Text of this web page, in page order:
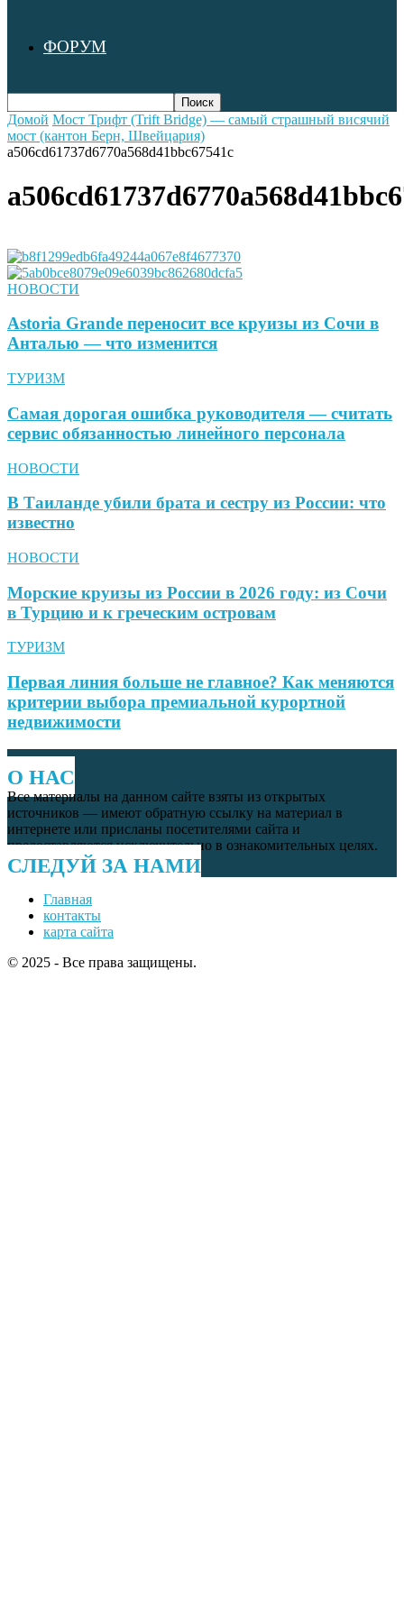
ФОРУМ
Домой Мост Трифт (Trift Bridge) — самый страшный висячий
мост (кантон Берн, Швейцария)
a506cd61737d6770a568d41bbc67541c
НОВОСТИ
Astoria Grande переносит все круизы из Сочи в
Анталью — что изменится
ТУРИЗМ
Самая дорогая ошибка руководителя — считать
сервис обязанностью линейного персонала
НОВОСТИ
В Таиланде убили брата и сестру из России: что
известно
НОВОСТИ
Морские круизы из России в 2026 году: из Сочи
в Турцию и к греческим островам
ТУРИЗМ
Первая линия больше не главное? Как меняются
критерии выбора премиальной курортной
недвижимости
О НАС
Все материалы на данном сайте взяты из открытых
источников — имеют обратную ссылку на материал в
интернете или присланы посетителями сайта и
предоставляются исключительно в ознакомительных целях.
СЛЕДУЙ ЗА НАМИ
Главная
контакты
карта сайта
© 2025 - Все права защищены.